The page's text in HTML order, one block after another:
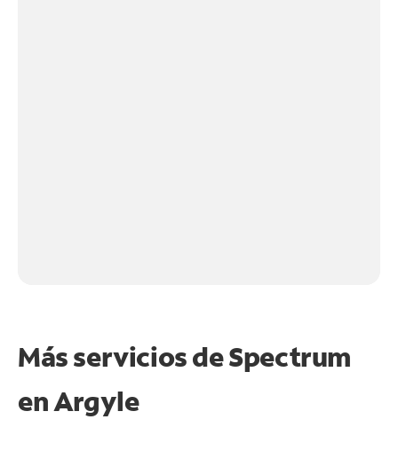
Más servicios de Spectrum
enArgyle